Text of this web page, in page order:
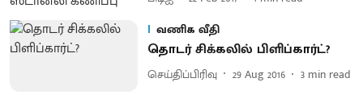
வணிக வீதி
தொடர் சிக்கலில் பிளிப்கார்ட்?
செய்திப்பிரிவு 29 Aug 2016 3 min read